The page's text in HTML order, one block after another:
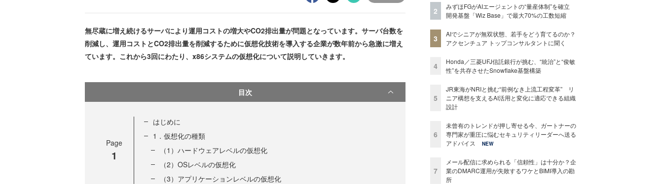
無尽蔵に増え続けるサーバにより運用コストの増大やCO2排出量が問題となっています。サーバ台数を
削減し、運用コストとCO2排出量を削減するために仮想化技術を導入する企業が数年前から急激に増え
ています。これから3回にわたり、x86システムの仮想化について説明していきます。
目次
Page
1
はじめに
1．仮想化の種類
（1）ハードウェアレベルの仮想化
（2）OSレベルの仮想化
（3）アプリケーションレベルの仮想化
2
みずほFGがAIエージェントの“量産体制”を確立
開発基盤「Wiz Base」で最大70%の工数短縮
3
AIでシニアが無双状態、若手をどう育てるのか？
アクセンチュア トップコンサルタントに聞く
4
Honda／三菱UFJ信託銀行が挑む、“統治”と“俊敏
性”を共存させたSnowflake基盤構築
5
JR東海がNRIと挑む“前例なき上流工程変革” リ
ニア構想を支えるAI活用と変化に適応できる組織
設計
6
未曾有のトレンドが押し寄せる今、ガートナーの
専門家が重圧に悩むセキュリティリーダーへ送る
アドバイス
NEW
7
メール配信に求められる「信頼性」は十分か？企
業のDMARC運用が失敗するワケとBIMI導入の勘
所